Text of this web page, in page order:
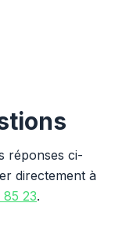
réponses ci-
directement à
85 23.